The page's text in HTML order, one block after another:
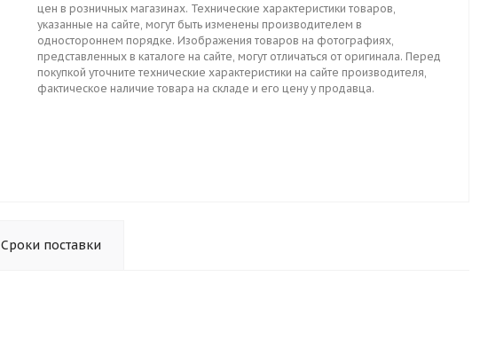
цен в розничных магазинах. Технические характеристики товаров,
указанные на сайте, могут быть изменены производителем в
одностороннем порядке. Изображения товаров на фотографиях,
представленных в каталоге на сайте, могут отличаться от оригинала. Перед
покупкой уточните технические характеристики на сайте производителя,
фактическое наличие товара на складе и его цену у продавца.
Сроки поставки